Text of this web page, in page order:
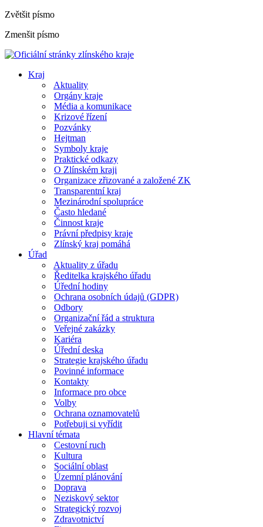
Zvětšit písmo
Zmenšit písmo
Kraj
Aktuality
Orgány kraje
Média a komunikace
Krizové řízení
Pozvánky
Hejtman
Symboly kraje
Praktické odkazy
O Zlínském kraji
Organizace zřizované a založené ZK
Transparentní kraj
Mezinárodní spolupráce
Často hledané
Činnost kraje
Právní předpisy kraje
Zlínský kraj pomáhá
Úřad
Aktuality z úřadu
Ředitelka krajského úřadu
Úřední hodiny
Ochrana osobních údajů (GDPR)
Odbory
Organizační řád a struktura
Veřejné zakázky
Kariéra
Úřední deska
Strategie krajského úřadu
Povinné informace
Kontakty
Informace pro obce
Volby
Ochrana oznamovatelů
Potřebuji si vyřídit
Hlavní témata
Cestovní ruch
Kultura
Sociální oblast
Územní plánování
Doprava
Neziskový sektor
Strategický rozvoj
Zdravotnictví